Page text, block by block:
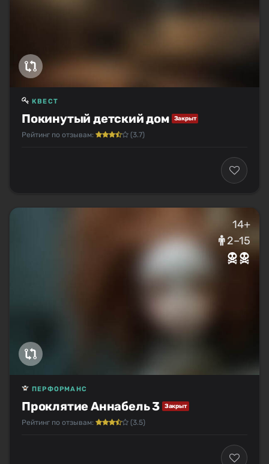
Покинутый детский дом Закрыт
КВЕСТ
Рейтинг по отзывам: (3.7)
14+
2–15
Проклятие Аннабель 3 Закрыт
ПЕРФОРМАНС
Рейтинг по отзывам: (3.5)